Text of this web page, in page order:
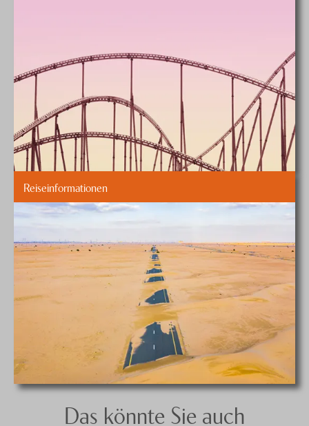
Reiseinformationen
Das könnte Sie auch